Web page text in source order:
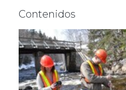
Contenidos